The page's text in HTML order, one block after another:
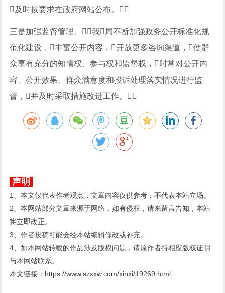
及时按要求在政府网站公布。
三是加强监督管理。我局不断加强政务公开标准化规
范化建设，丰富公开内容，开放更多咨询渠道，使群
众享有充分的知情权、参与权和监督权，时常对公开内
容、公开效果、群众满意度和投诉处理落实情况进行监
督，并及时采取措施改进工作。
声明
1、本文仅代表作者观点，文章内容仅供参考，不代表本站立场。
2、本网站部分文章来源于网络，如有侵权，请来留言告知，本站
将立即改正。
3、作者投稿可能会经本站编辑修改或补充。
4、如本网站转载的作品涉及版权问题，请原作者持相应版权证明
与本网站联系。
本文链接： https://www.szxxw.com/xinxi/19269.html